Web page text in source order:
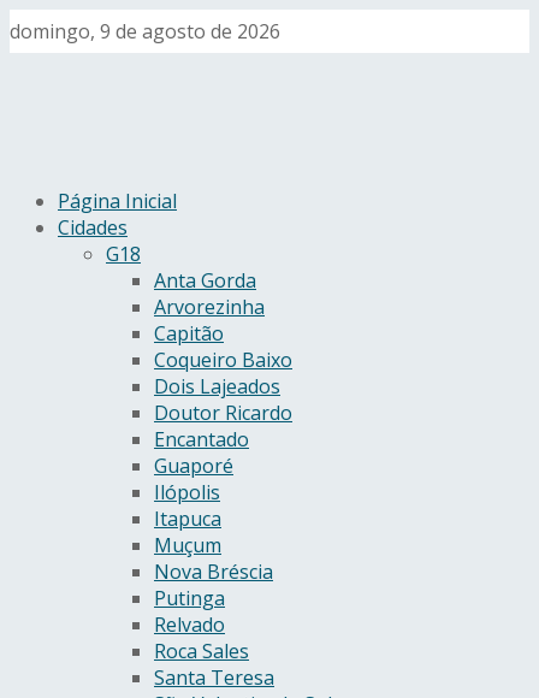
domingo, 9 de agosto de 2026
Página Inicial
Cidades
G18
Anta Gorda
Arvorezinha
Capitão
Coqueiro Baixo
Dois Lajeados
Doutor Ricardo
Encantado
Guaporé
Ilópolis
Itapuca
Muçum
Nova Bréscia
Putinga
Relvado
Roca Sales
Santa Teresa